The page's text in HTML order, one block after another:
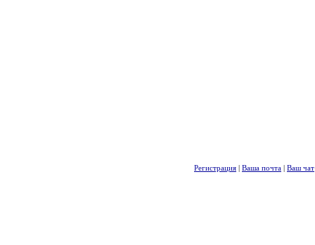
Регистрация | Ваша почта | Ваш чат